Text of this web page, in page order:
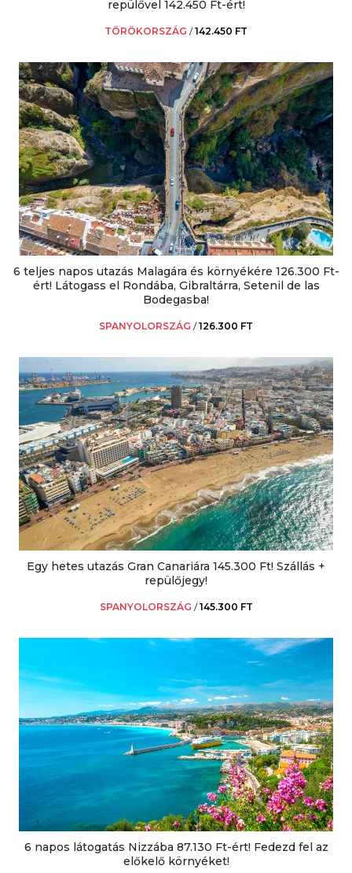
repülővel 142.450 Ft-ért!
TÖRÖKORSZÁG /142.450 FT
6 teljes napos utazás Malagára és környékére 126.300 Ft-
ért! Látogass el Rondába, Gibraltárra, Setenil de las
Bodegasba!
SPANYOLORSZÁG /126.300 FT
Egy hetes utazás Gran Canariára 145.300 Ft! Szállás +
repülőjegy!
SPANYOLORSZÁG /145.300 FT
6 napos látogatás Nizzába 87.130 Ft-ért! Fedezd fel az
előkelő környéket!